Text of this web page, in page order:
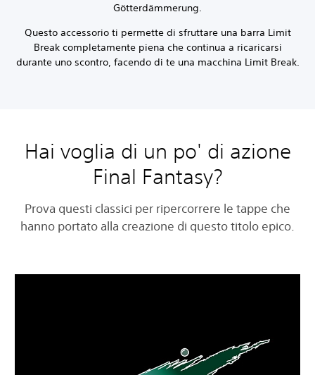
Götterdämmerung.
Questo accessorio ti permette di sfruttare una barra Limit
Break completamente piena che continua a ricaricarsi
durante uno scontro, facendo di te una macchina Limit Break.
Hai voglia di un po' di azione
Final Fantasy?
Prova questi classici per ripercorrere le tappe che
hanno portato alla creazione di questo titolo epico.